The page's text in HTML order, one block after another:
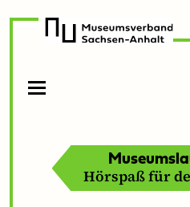
Navigation
Inhalt
Hörspaß für